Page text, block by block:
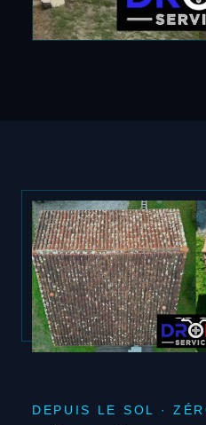
DEPUIS LE SOL ·